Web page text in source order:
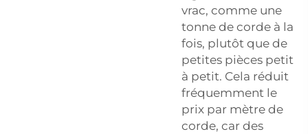
vrac, comme une
tonne de corde à la
fois, plutôt que de
petites pièces petit
à petit. Cela réduit
fréquemment le
prix par mètre de
corde, car des